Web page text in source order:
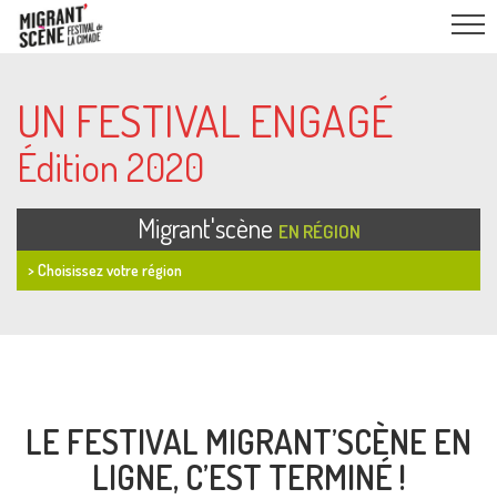
UN FESTIVAL ENGAGÉ
Édition 2020
Migrant'scène EN RÉGION
> Choisissez votre région
LE FESTIVAL MIGRANT’SCÈNE EN
LIGNE, C’EST TERMINÉ !